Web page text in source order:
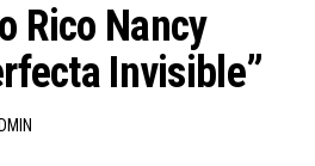
Rico Nancy
Invisible”